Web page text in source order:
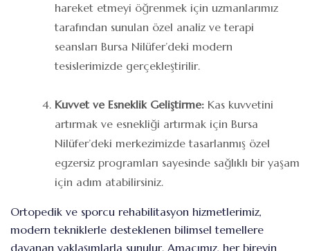
hareket etmeyi öğrenmek için uzmanlarımız
tarafından sunulan özel analiz ve terapi
seansları Bursa Nilüfer’deki modern
tesislerimizde gerçekleştirilir.
Kuvvet ve Esneklik Geliştirme: Kas kuvvetini
artırmak ve esnekliği artırmak için Bursa
Nilüfer’deki merkezimizde tasarlanmış özel
egzersiz programları sayesinde sağlıklı bir yaşam
için adım atabilirsiniz.
Ortopedik ve sporcu rehabilitasyon hizmetlerimiz,
modern tekniklerle desteklenen bilimsel temellere
dayanan yaklaşımlarla sunulur. Amacımız, her bireyin